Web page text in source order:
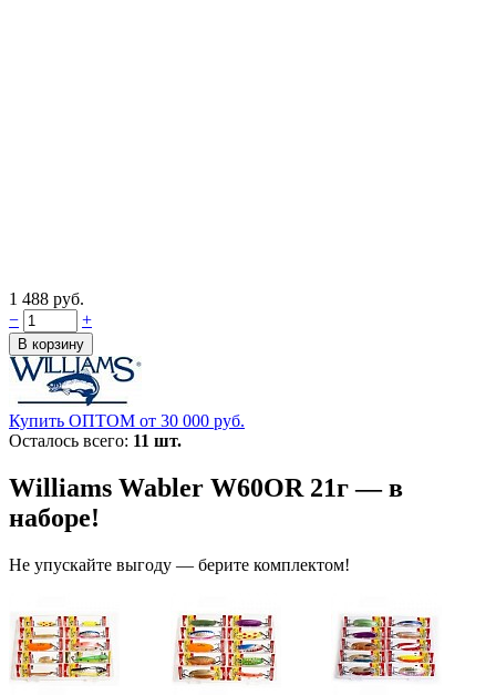
1 488 руб.
−
+
Купить ОПТОМ от 30 000 руб.
Осталось всего: 11 шт.
Williams Wabler W60OR 21г — в
наборе!
Не упускайте выгоду — берите комплектом!